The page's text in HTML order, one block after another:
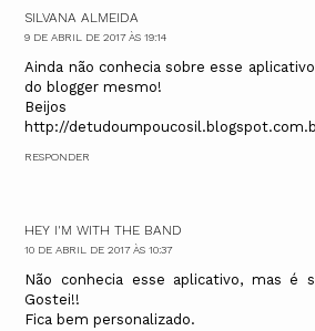
SILVANA ALMEIDA
9 DE ABRIL DE 2017 ÀS 19:14
Ainda não conhecia sobre esse
do blogger mesmo!
Beijos
http://
RESPONDER
HEY I'M WITH THE BAND
10 DE ABRIL DE 2017 ÀS 10:37
Não conhecia esse aplicativo, mas é
Gostei!!
Fica bem personalizado.